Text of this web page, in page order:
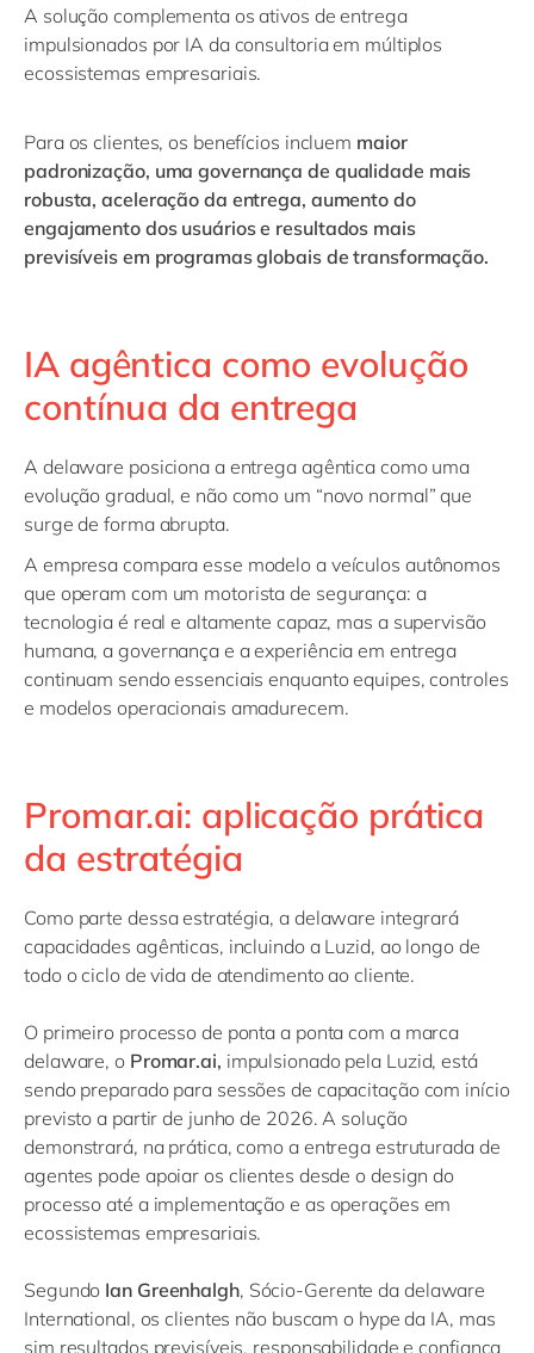
A solução complementa os ativos de entrega
impulsionados por IA da consultoria em múltiplos
ecossistemas empresariais.
Para os clientes, os benefícios incluem maior
padronização, uma governança de qualidade mais
robusta, aceleração da entrega, aumento do
engajamento dos usuários e resultados mais
previsíveis em programas globais de transformação.
IA agêntica como evolução
contínua da entrega
A delaware posiciona a entrega agêntica como uma
evolução gradual, e não como um “novo normal” que
surge de forma abrupta.
A empresa compara esse modelo a veículos autônomos
que operam com um motorista de segurança: a
tecnologia é real e altamente capaz, mas a supervisão
humana, a governança e a experiência em entrega
continuam sendo essenciais enquanto equipes, controles
e modelos operacionais amadurecem.
Promar.ai: aplicação prática
da estratégia
Como parte dessa estratégia, a delaware integrará
capacidades agênticas, incluindo a Luzid, ao longo de
todo o ciclo de vida de atendimento ao cliente.
O primeiro processo de ponta a ponta com a marca
delaware, o Promar.ai, impulsionado pela Luzid, está
sendo preparado para sessões de capacitação com início
previsto a partir de junho de 2026. A solução
demonstrará, na prática, como a entrega estruturada de
agentes pode apoiar os clientes desde o design do
processo até a implementação e as operações em
ecossistemas empresariais.
Segundo Ian Greenhalgh, Sócio-Gerente da delaware
International, os clientes não buscam o hype da IA, mas
sim resultados previsíveis, responsabilidade e confiança